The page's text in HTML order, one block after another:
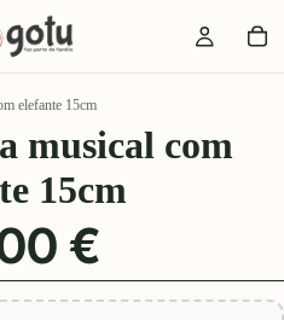
elefante 15cm
musical com
15cm
€